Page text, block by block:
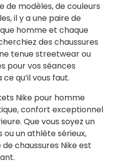
de modèles, de couleurs
il y a une paire de
homme et chaque
des chaussures
tenue streetwear ou
pour vos séances
qu’il vous faut.
Nike pour homme
confort exceptionnel
Que vous soyez un
ou un athlète sérieux,
chaussures Nike est